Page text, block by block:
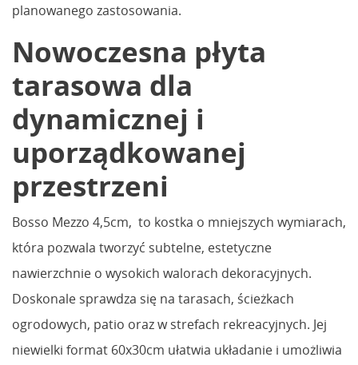
planowanego zastosowania.
Nowoczesna płyta
tarasowa dla
dynamicznej i
uporządkowanej
przestrzeni
Bosso Mezzo 4,5cm, to kostka o mniejszych wymiarach,
która pozwala tworzyć subtelne, estetyczne
nawierzchnie o wysokich walorach dekoracyjnych.
Doskonale sprawdza się na tarasach, ścieżkach
ogrodowych, patio oraz w strefach rekreacyjnych. Jej
niewielki format 60x30cm ułatwia układanie i umożliwia